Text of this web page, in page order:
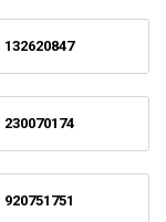
132620847
230070174
920751751